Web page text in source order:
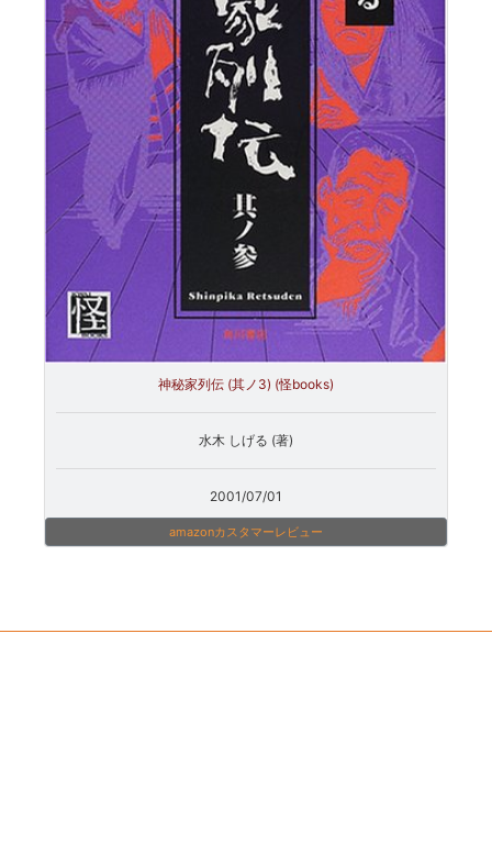
神秘家列伝 (其ノ3) (怪books)
水木 しげる (著)
2001/07/01
amazonカスタマーレビュー